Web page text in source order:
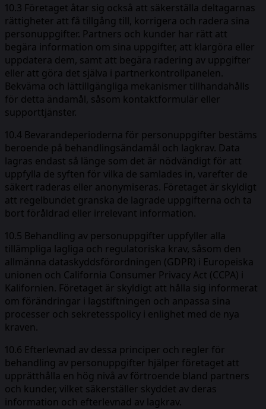
10.3 Företaget åtar sig också att säkerställa deltagarnas
rättigheter att få tillgång till, korrigera och radera sina
personuppgifter. Partners och kunder har rätt att
begära information om sina uppgifter, att klargöra eller
uppdatera dem, samt att begära radering av uppgifter
eller att göra det själva i partnerkontrollpanelen.
Bekväma och lättillgängliga mekanismer tillhandahålls
för detta ändamål, såsom kontaktformulär eller
supporttjänster.
10.4 Bevarandeperioderna för personuppgifter bestäms
beroende på behandlingsändamål och lagkrav. Data
lagras endast så länge som det är nödvändigt för att
uppfylla de syften för vilka de samlades in, varefter de
säkert raderas eller anonymiseras. Företaget är skyldigt
att regelbundet granska de lagrade uppgifterna och ta
bort föråldrad eller irrelevant information.
10.5 Behandling av personuppgifter uppfyller alla
tillämpliga lagliga och regulatoriska krav, såsom den
allmänna dataskyddsförordningen (GDPR) i Europeiska
unionen och California Consumer Privacy Act (CCPA) i
Kalifornien. Företaget är skyldigt att hålla sig informerat
om förändringar i lagstiftningen och anpassa sina
processer och sekretesspolicy i enlighet med de nya
kraven.
10.6 Efterlevnad av dessa principer och regler för
behandling av personuppgifter hjälper företaget att
upprätthålla en hög nivå av förtroende bland partners
och kunder, vilket säkerställer skyddet av deras
information och efterlevnad av lagkrav.